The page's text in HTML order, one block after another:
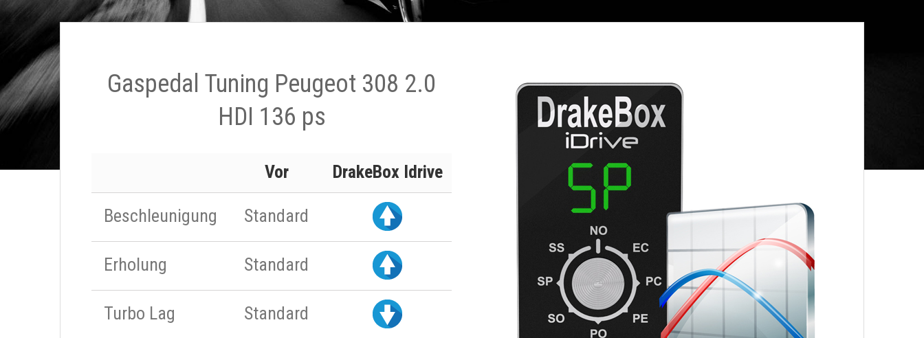
Gaspedal Tuning Peugeot 308 2.0
HDI 136 ps
Vor DrakeBox Idrive
Beschleunigung Standard
Erholung Standard
Turbo Lag Standard